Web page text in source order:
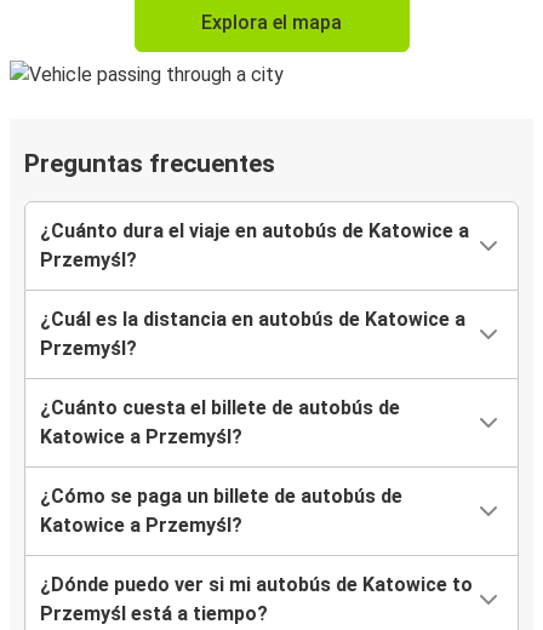
Explora el mapa
Preguntas frecuentes
¿Cuánto dura el viaje en autobús de Katowice a
Przemyśl?
¿Cuál es la distancia en autobús de Katowice a
Przemyśl?
¿Cuánto cuesta el billete de autobús de
Katowice a Przemyśl?
¿Cómo se paga un billete de autobús de
Katowice a Przemyśl?
¿Dónde puedo ver si mi autobús de Katowice to
Przemyśl está a tiempo?